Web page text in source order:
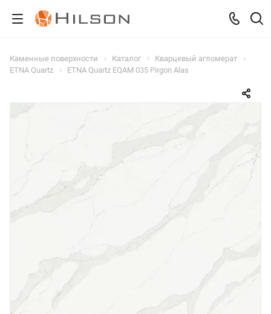
Каменные поверхности Каталог
Кварцевый агломерат
ETNA Quartz
ETNA Quartz EQAM 035 Pirgon Alas